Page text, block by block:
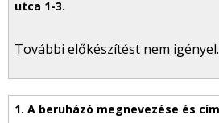
További előkészítést nem igényel.